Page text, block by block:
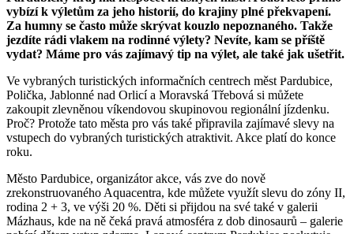
vybízí k výletům za jeho historií, do krajiny plné překvapení.
Za humny se často může skrývat kouzlo nepoznaného. Takže
jezdíte rádi vlakem na rodinné výlety? Nevíte, kam se příště
vydat? Máme pro vás zajímavý tip na výlet, ale také jak ušetřit.
Ve vybraných turistických informačních centrech měst Pardubice,
Polička, Jablonné nad Orlicí a Moravská Třebová si můžete
zakoupit zlevněnou víkendovou skupinovou regionální jízdenku.
Proč? Protože tato města pro vás také připravila zajímavé slevy na
vstupech do vybraných turistických atraktivit. Akce platí do konce
roku.
Město Pardubice, organizátor akce, vás zve do nově
zrekonstruovaného Aquacentra, kde můžete využít slevu do zóny II,
rodina 2 + 3, ve výši 20 %. Děti si přijdou na své také v galerii
Mázhaus, kde na ně čeká pravá atmosféra z dob dinosaurů – galerie